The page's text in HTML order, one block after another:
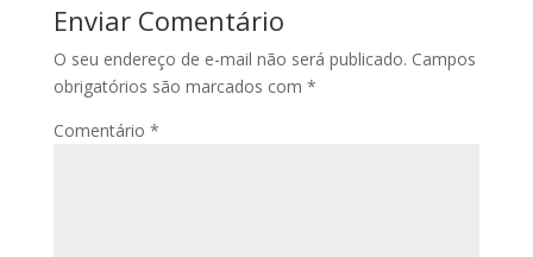
Enviar Comentário
O seu endereço de e-mail não será publicado. Campos
obrigatórios são marcados com *
Comentário *